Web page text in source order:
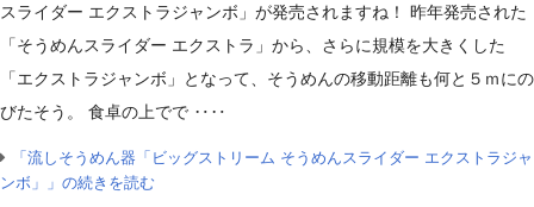
スライダー エクストラジャンボ」が発売されますね！ 昨年発売された
「そうめんスライダー エクストラ」から、さらに規模を大きくした
「エクストラジャンボ」となって、そうめんの移動距離も何と５ｍにの
びたそう。 食卓の上でで ‥‥
「流しそうめん器「ビッグストリーム そうめんスライダー エクストラジャ
ンボ」」の続きを読む